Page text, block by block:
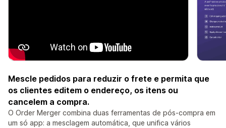
Mescle pedidos para reduzir o frete e permita que
os clientes editem o endereço, os itens ou
cancelem a compra.
O Order Merger combina duas ferramentas de pós-compra em
um só app: a mesclagem automática, que unifica vários